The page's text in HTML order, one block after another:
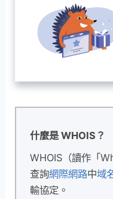
什麼是 WHOIS？
WHOIS（讀作「
查詢網際網路中域
輸協定。